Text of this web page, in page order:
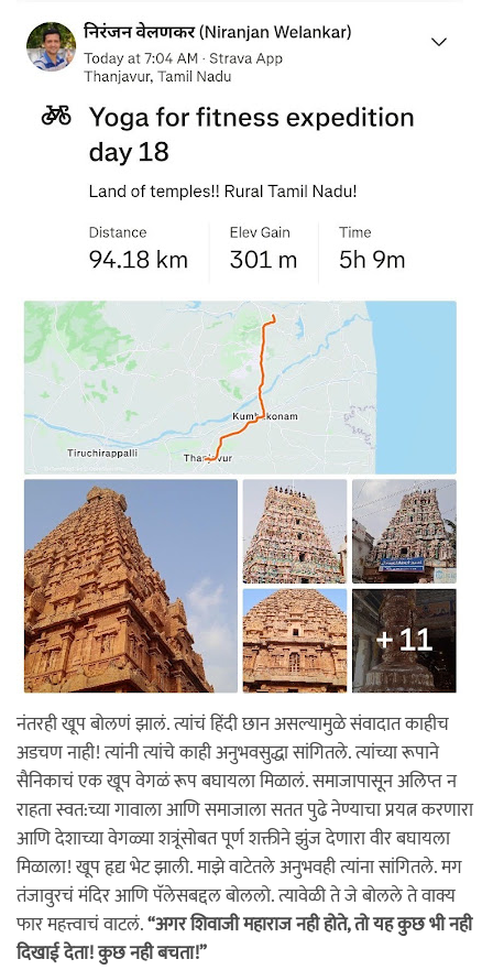
नंतरही खूप बोलणं झालं. त्यांचं हिंदी छान असल्यामुळे संवादात काहीच
अडचण नाही! त्यांनी त्यांचे काही अनुभवसुद्धा सांगितले. त्यांच्या रूपाने
सैनिकाचं एक खूप वेगळं रूप बघायला मिळालं. समाजापासून अलिप्त न
राहता स्वत:च्या गावाला आणि समाजाला सतत पुढे नेण्याचा प्रयत्न करणारा
आणि देशाच्या वेगळ्या शत्रूंसोबत पूर्ण शक्तीने झुंज देणारा वीर बघायला
मिळाला! खूप हृद्य भेट झाली. माझे वाटेतले अनुभवही त्यांना सांगितले. मग
तंजावुरचं मंदिर आणि पॅलेसबद्दल बोललो. त्यावेळी ते जे बोलले ते वाक्य
फार महत्त्वाचं वाटलं.“अगर शिवाजी महाराज नही होते, तो यह कुछ भी‌ नही
दिखाई देता! कुछ नही बचता!”